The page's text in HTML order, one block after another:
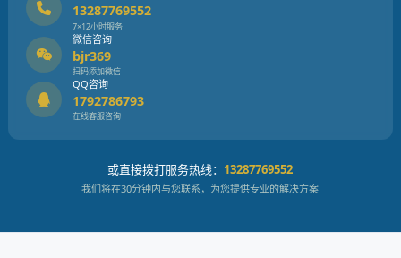
13287769552
7×12小时服务
微信咨询
bjr369
扫码添加微信
QQ咨询
1792786793
在线客服咨询
或直接拨打服务热线： 13287769552
我们将在30分钟内与您联系，为您提供专业的解决方案